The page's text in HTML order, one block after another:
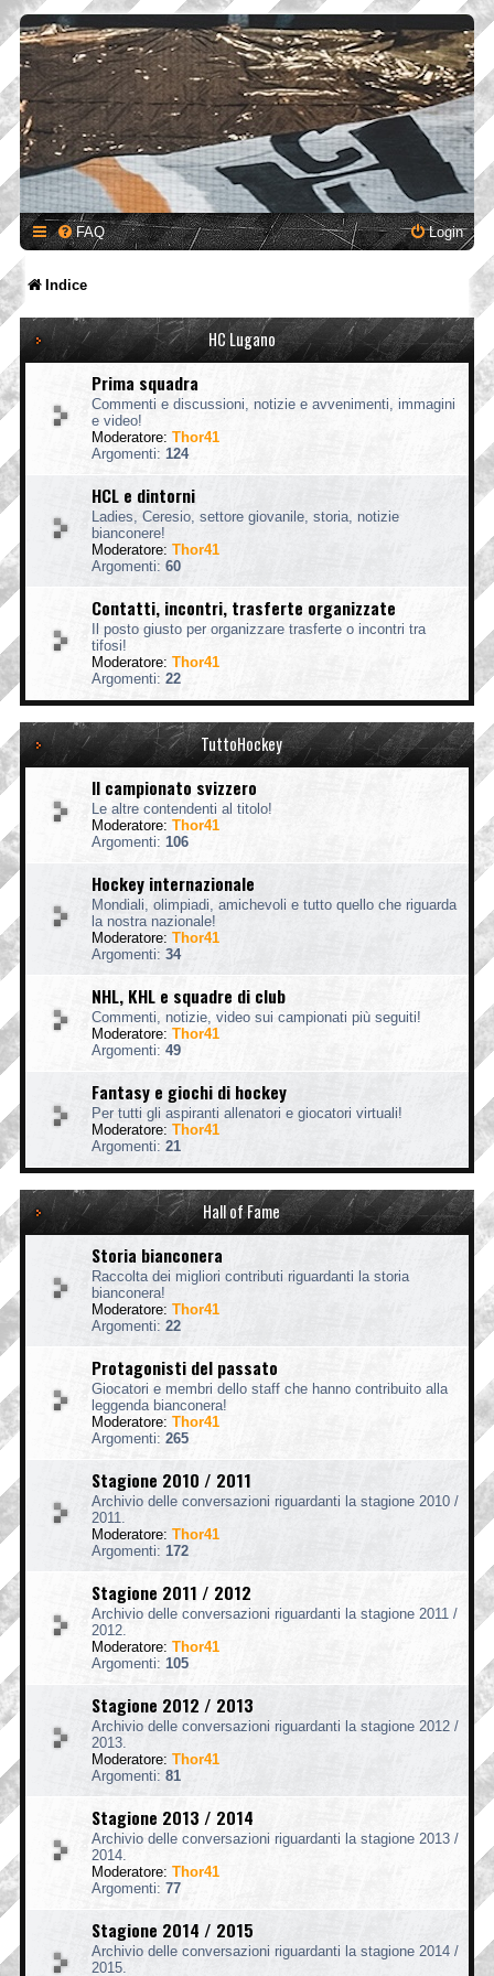
FAQ Login
Indice
HC Lugano
Prima squadra
Commenti e discussioni, notizie e avvenimenti, immagini
e video!
Moderatore: Thor41
Argomenti: 124
HCL e dintorni
Ladies, Ceresio, settore giovanile, storia, notizie
bianconere!
Moderatore: Thor41
Argomenti: 60
Contatti, incontri, trasferte organizzate
Il posto giusto per organizzare trasferte o incontri tra
tifosi!
Moderatore: Thor41
Argomenti: 22
TuttoHockey
Il campionato svizzero
Le altre contendenti al titolo!
Moderatore: Thor41
Argomenti: 106
Hockey internazionale
Mondiali, olimpiadi, amichevoli e tutto quello che riguarda
la nostra nazionale!
Moderatore: Thor41
Argomenti: 34
NHL, KHL e squadre di club
Commenti, notizie, video sui campionati più seguiti!
Moderatore: Thor41
Argomenti: 49
Fantasy e giochi di hockey
Per tutti gli aspiranti allenatori e giocatori virtuali!
Moderatore: Thor41
Argomenti: 21
Hall of Fame
Storia bianconera
Raccolta dei migliori contributi riguardanti la storia
bianconera!
Moderatore: Thor41
Argomenti: 22
Protagonisti del passato
Giocatori e membri dello staff che hanno contribuito alla
leggenda bianconera!
Moderatore: Thor41
Argomenti: 265
Stagione 2010 / 2011
Archivio delle conversazioni riguardanti la stagione 2010 /
2011.
Moderatore: Thor41
Argomenti: 172
Stagione 2011 / 2012
Archivio delle conversazioni riguardanti la stagione 2011 /
2012.
Moderatore: Thor41
Argomenti: 105
Stagione 2012 / 2013
Archivio delle conversazioni riguardanti la stagione 2012 /
2013.
Moderatore: Thor41
Argomenti: 81
Stagione 2013 / 2014
Archivio delle conversazioni riguardanti la stagione 2013 /
2014.
Moderatore: Thor41
Argomenti: 77
Stagione 2014 / 2015
Archivio delle conversazioni riguardanti la stagione 2014 /
2015.